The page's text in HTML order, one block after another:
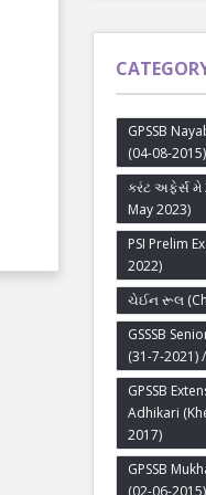
GPSSB
(04-08-2015)
કરંટ અફેર્સ મે
May 2023)
PSI Prelim
2022)
ચેઈન રૂલ
GSSSB
(31-7-2021)
GPSSB
Adhikari
2017)
GPSSB
(02-06-2015)